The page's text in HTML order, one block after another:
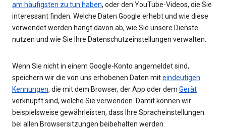
am häufigsten zu tun haben, oder den YouTube-Videos, die Sie
interessant finden. Welche Daten Google erhebt und wie diese
verwendet werden hängt davon ab, wie Sie unsere Dienste
nutzen und wie Sie Ihre Datenschutzeinstellungen verwalten.
Wenn Sie nicht in einem Google-Konto angemeldet sind,
speichern wir die von uns erhobenen Daten miteindeutigen
Kennungen, die mit dem Browser, der App oder dem Gerät
verknüpft sind, welche Sie verwenden. Damit können wir
beispielsweise gewährleisten, dass Ihre Spracheinstellungen
bei allen Browsersitzungen beibehalten werden.